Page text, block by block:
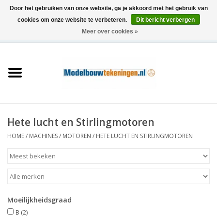
Schepen
Houtbouw
Scenery
Documentatie
Hete lucht en Stirlingmotoren
HOME/ MACHINES/ MOTOREN / HETE LUCHT EN STIRLINGMOTOREN
Moeilijkheidsgraad
B (2)
Door het gebruiken van onze website, ga je akkoord met het gebruik van
cookies om onze website te verbeteren.
Dit bericht verbergen
Meer over cookies »